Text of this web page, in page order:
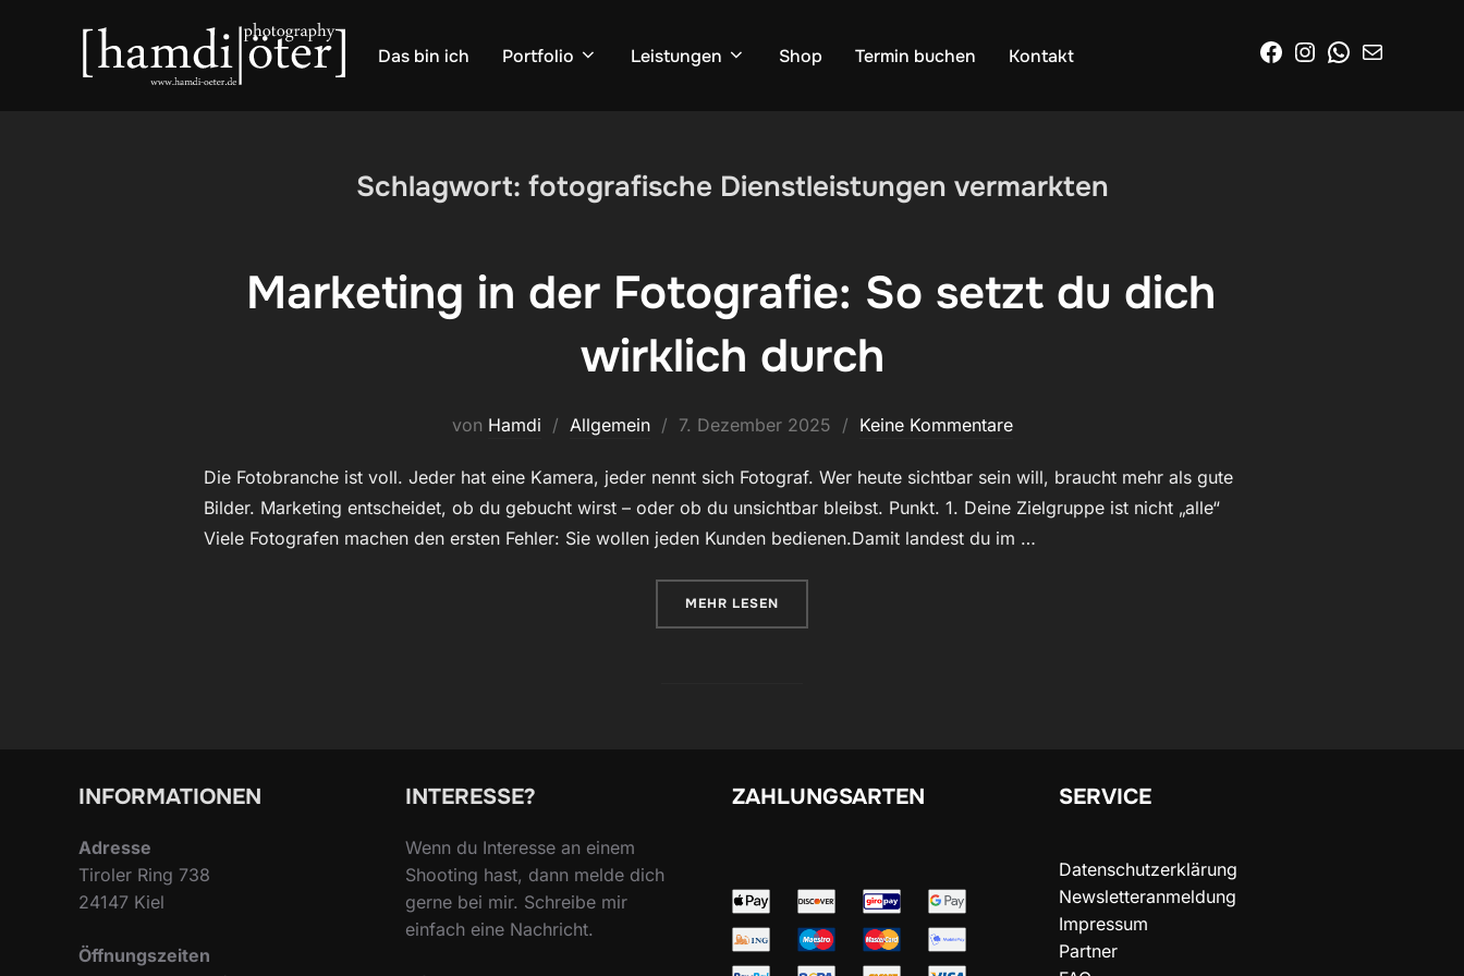
Das bin ich Portfolio Leistungen Shop Termin buchen Kontakt Facebook
Instagram
WhatsApp
E-Mail
Schlagwort: fotografische Dienstleistungen vermarkten
Marketing in der Fotografie: So setzt du dich
wirklich durch
von Hamdi Allgemein
Veröffentlicht
7. Dezember 2025 Keine Kommentare
Die Fotobranche ist voll. Jeder hat eine Kamera, jeder nennt sich Fotograf. Wer heute sichtbar sein will, braucht mehr als gute
Bilder. Marketing entscheidet, ob du gebucht wirst – oder ob du unsichtbar bleibst. Punkt. 1. Deine Zielgruppe ist nicht „alle“
Viele Fotografen machen den ersten Fehler: Sie wollen jeden Kunden bedienen.Damit landest du im …
MEHR ÜBER „MARKETING IN DER FOTOGRAFIE: SO SETZT DU DICH WIRKLICH DURCH“
LESEN
INFORMATIONEN
Adresse
Tiroler Ring 738
24147 Kiel
Öffnungszeiten
INTERESSE?
Wenn du Interesse an einem
Shooting hast, dann melde dich
gerne bei mir. Schreibe mir
einfach eine Nachricht.
ZAHLUNGSARTEN SERVICE
Datenschutzerklärung
Newsletteranmeldung
Impressum
Partner